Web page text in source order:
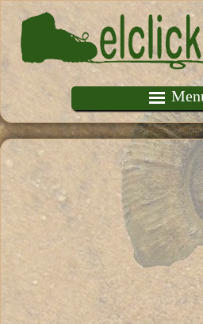
Pasar al contenido principal